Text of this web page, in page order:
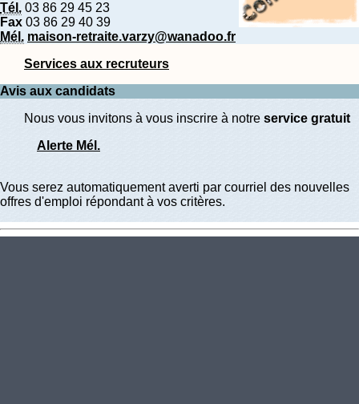
Tél. 03 86 29 45 23
Fax 03 86 29 40 39
Mél. maison-retraite.varzy@wanadoo.fr
Services aux recruteurs
Avis aux candidats
Nous vous invitons à vous inscrire à notre service gratuit
Alerte Mél.
Vous serez automatiquement averti par courriel des nouvelles
offres d'emploi répondant à vos critères.